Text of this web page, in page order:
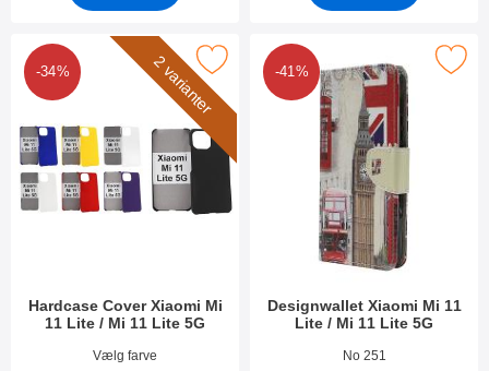
2 varianter
-34%
Hardcase Cover Xiaomi Mi
11 Lite / Mi 11 Lite 5G
Varenr 40575Vælg farve
hardcase Cover Xiaomi Mi 11 Lite / Mi 11 Lite 5G som favorit
-41%
Designwallet Xiaomi Mi 11
Lite / Mi 11 Lite 5G
Varenr 40657No 251
Marker designwallet Xiaomi Mi 11